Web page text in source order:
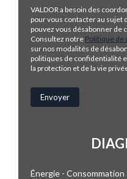
VALDOR a besoin des
pour vous contacter au sujet
pouvez vous désabonner de
Consultez notre Politique de
sur nos modalités de
politiques de confidentialité
la protection et de la vie
Énergie -